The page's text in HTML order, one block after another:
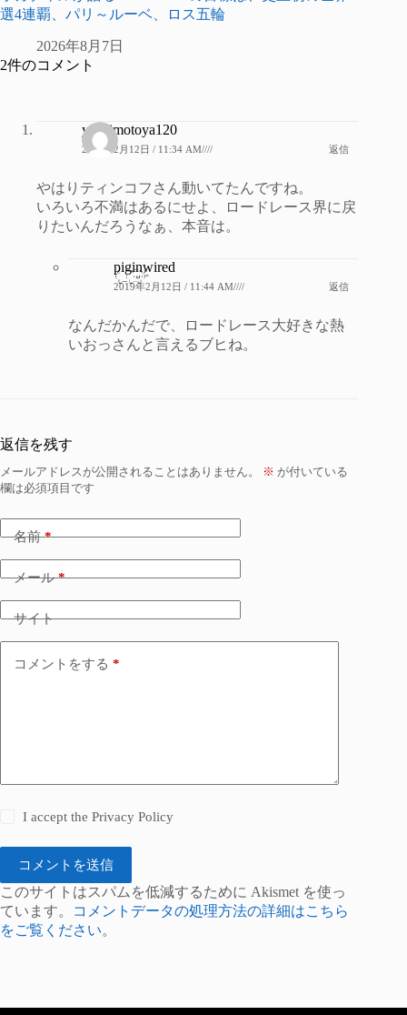
選4連覇、パリ～ルーベ、ロス五輪
2026年8月7日
2件のコメント
yoshimotoya120
2019年2月12日 / 11:34 AM//// 返信
やはりティンコフさん動いてたんですね。
いろいろ不満はあるにせよ、ロードレース界に戻
りたいんだろうなぁ、本音は。
piginwired
2019年2月12日 / 11:44 AM//// 返信
なんだかんだで、ロードレース大好きな熱
いおっさんと言えるブヒね。
返信を残す
メールアドレスが公開されることはありません。 ※ が付いている
欄は必須項目です
名前*
メール*
サイト
コメントをする *
I accept thePrivacy Policy
コメントを送信
このサイトはスパムを低減するために Akismet を使っ
ています。
コメントデータの処理方法の詳細はこちら
をご覧ください。